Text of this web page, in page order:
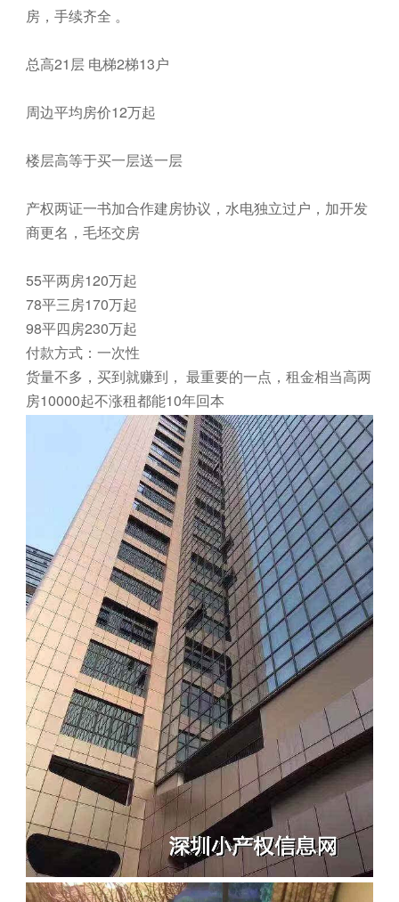
房，手续齐全 。
总高21层 电梯2梯13户
周边平均房价12万起
楼层高等于买一层送一层
产权两证一书加合作建房协议，水电独立过户，加开发
商更名，毛坯交房
55平两房120万起
78平三房170万起
98平四房230万起
付款方式：一次性
货量不多，买到就赚到， 最重要的一点，租金相当高两
房10000起不涨租都能10年回本